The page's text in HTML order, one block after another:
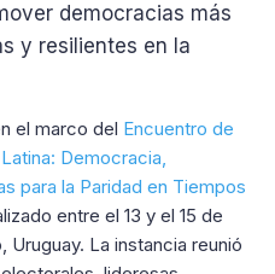
democracias más
y resilientes en la
el marco del Encuentro de
Democracia,
para la Paridad en Tiempos
entre el 13 y el 15 de
La instancia reunió